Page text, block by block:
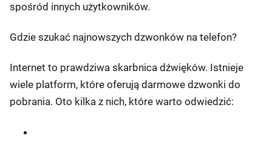
spośród innych użytkowników.
Gdzie szukać najnowszych dzwonków na telefon?
Internet to prawdziwa skarbnica dźwięków. Istnieje
wiele platform, które oferują darmowe dzwonki do
pobrania. Oto kilka z nich, które warto odwiedzić: